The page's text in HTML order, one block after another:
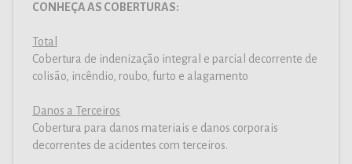
CONHEÇA AS COBERTURAS:
Total
Cobertura de indenização integral e parcial decorrente de
colisão, incêndio, roubo, furto e alagamento
Danos a Terceiros
Cobertura para danos materiais e danos corporais
decorrentes de acidentes com terceiros.